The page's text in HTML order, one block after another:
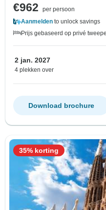
€962
per persoon
Aanmelden to unlock savings
Prijs gebaseerd op privé
2 jan. 2027
4 plekken over
Download brochure
35% korting